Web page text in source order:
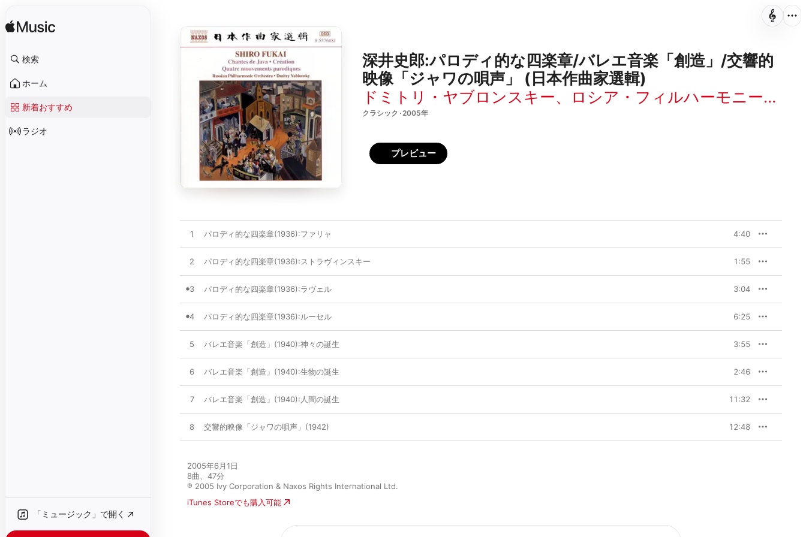
検索
ホーム
新着おすすめ
ラジオ
「ミュージック」で開く
深井史郎:パロディ的な四楽章/バレエ音楽「創造」/交響的
映像「ジャワの唄声」 (日本作曲家選輯)
ドミトリ・ヤブロンスキー、 ロシア・フィルハーモニー管弦楽団
クラシック · 2005年
プレビュー
1 パロディ的な四楽章(1936):ファリャ 4:40
2 パロディ的な四楽章(1936):ストラヴィンスキー 1:55
3 パロディ的な四楽章(1936):ラヴェル 3:04
4 パロディ的な四楽章(1936):ルーセル 6:25
5 バレエ音楽「創造」(1940):神々の誕生 3:55
6 バレエ音楽「創造」(1940):生物の誕生 2:46
7 バレエ音楽「創造」(1940):人間の誕生 11:32
8 交響的映像「ジャワの唄声」(1942) 12:48
2005年6月1日
8曲、47分
℗ 2005 Ivy Corporation & Naxos Rights International Ltd.
iTunes Storeでも購入可能